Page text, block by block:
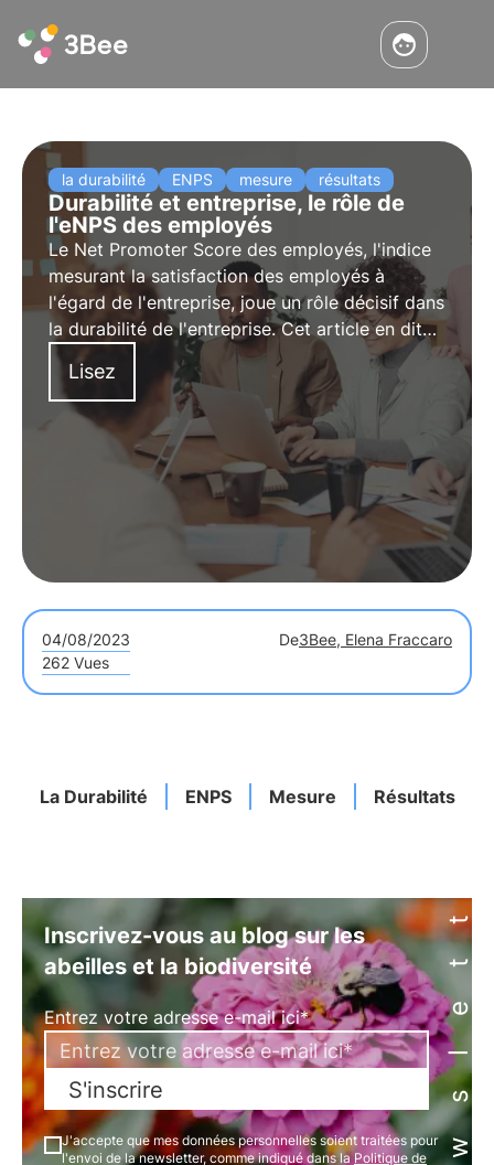
la durabilité ENPS mesure résultats
Durabilité et entreprise, le rôle de
l'eNPS des employés
Le Net Promoter Score des employés, l'indice
mesurant la satisfaction des employés à
l'égard de l'entreprise, joue un rôle décisif dans
la durabilité de l'entreprise. Cet article en dit
plus sur le lien entre le développement durable
et l'eNPS, ainsi que sur les techniques
permettant de fidéliser les employés.
Lisez
04/08/2023 De3Bee, Elena Fraccaro
262 Vues
La Durabilité ENPS Mesure RésultatsNewsletter
Inscrivez-vous au blog sur les
abeilles et la biodiversité
Entrez votre adresse e-mail ici*
S'inscrire
J'accepte que mes données personnelles soient traitées pour
l'envoi de la newsletter, comme indiqué dans laPolitique de